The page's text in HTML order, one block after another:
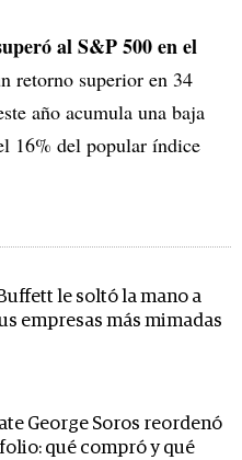
al S&P 500 en el
retorno superior en 34
año acumula una baja
16% del popular índice
le soltó la mano a
empresas más mimadas
George Soros reordenó
qué compró y qué